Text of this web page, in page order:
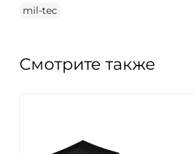
mil-tec
Смотрите также